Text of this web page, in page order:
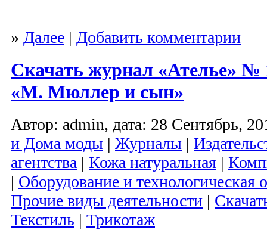
» Далее | Добавить комментарии
Скачать журнал «Ателье» №
«М. Мюллер и сын»
Автор: admin, дата: 28 Сентябрь,
и Дома моды | Журналы |
агентства | Кожа натуральная |
| Оборудование и технологическая
Прочие виды деятельности |
Текстиль | Трикотаж